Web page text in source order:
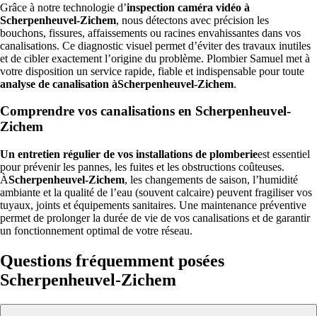
Grâce à notre technologie d’inspection caméra vidéo à
Scherpenheuvel-Zichem, nous détectons avec précision les
bouchons, fissures, affaissements ou racines envahissantes dans vos
canalisations. Ce diagnostic visuel permet d’éviter des travaux inutiles
et de cibler exactement l’origine du problème. Plombier Samuel met à
votre disposition un service rapide, fiable et indispensable pour toute
analyse de canalisation àScherpenheuvel-Zichem.
Comprendre vos canalisations en Scherpenheuvel-
Zichem
Un entretien régulier de vos installations de plomberieest essentiel
pour prévenir les pannes, les fuites et les obstructions coûteuses.
ÀScherpenheuvel-Zichem, les changements de saison, l’humidité
ambiante et la qualité de l’eau (souvent calcaire) peuvent fragiliser vos
tuyaux, joints et équipements sanitaires. Une maintenance préventive
permet de prolonger la durée de vie de vos canalisations et de garantir
un fonctionnement optimal de votre réseau.
Questions fréquemment posées
Scherpenheuvel-Zichem